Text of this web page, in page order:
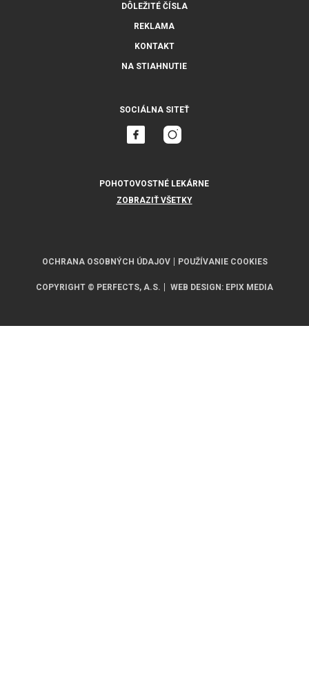
DÔLEŽITÉ ČÍSLA
REKLAMA
KONTAKT
NA STIAHNUTIE
SOCIÁLNA SITEŤ
POHOTOVOSTNÉ LEKÁRNE
ZOBRAZIŤ VŠETKY
OCHRANA OSOBNÝCH ÚDAJOV POUŽÍVANIE COOKIES
COPYRIGHT © PERFECTS, A.S. WEB DESIGN: EPIX MEDIA